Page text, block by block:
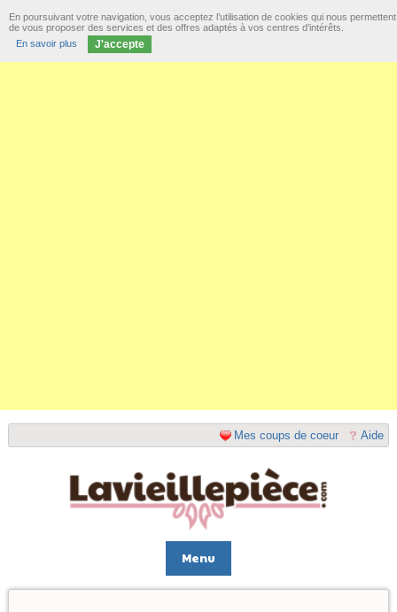
Aide
Mes coups de coeur
Menu
En poursuivant votre navigation, vous acceptez l’utilisation de cookies qui nous permettent
de vous proposer des services et des offres adaptés à vos centres d’intérêts.
En savoir plus
J'accepte